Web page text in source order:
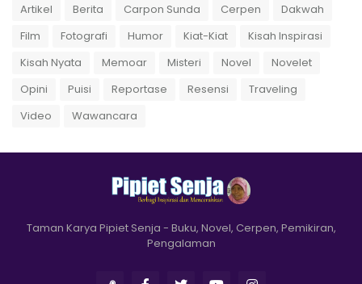
Artikel Berita Carpon Sunda Cerpen
Dakwah
Film
Fotografi Humor Kiat-Kiat
Kisah Inspirasi
Kisah Nyata
Memoar Misteri Novel
Novelet
Opini
Puisi Reportase Resensi
Traveling
Video
Wawancara
Taman Karya Pipiet Senja - Buku, Novel, Cerpen, Pemikiran,
Pengalaman